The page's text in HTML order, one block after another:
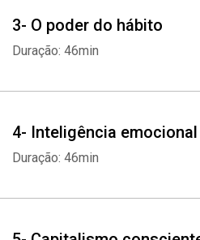
3- O poder do hábito
Duração: 46min
4- Inteligência
Duração: 46min